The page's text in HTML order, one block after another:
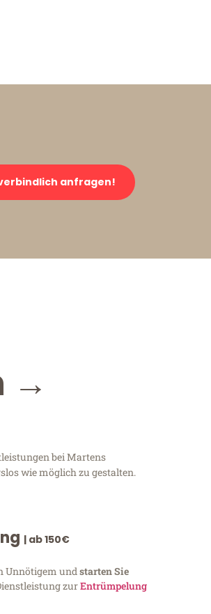
anfragen!
→
bei Martens
wie möglich zu gestalten.
| ab 150€
Unnötigem undstarten Sie
zurEntrümpelung